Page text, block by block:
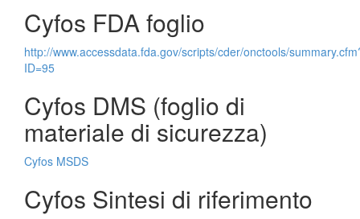
Cyfos FDA foglio
http://www.accessdata.fda.gov/scripts/cder/onctools/
ID=95
Cyfos DMS (foglio di
materiale di sicurezza)
Cyfos MSDS
Cyfos Sintesi di riferimento